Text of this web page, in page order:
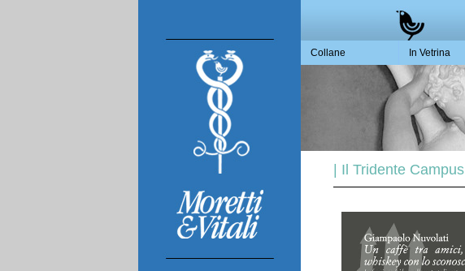
Collane In Vetrina
| Il Tridente Campus |